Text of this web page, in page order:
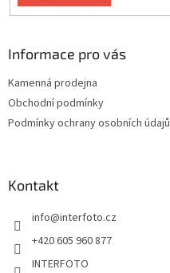
Informace pro vás
Kamenná prodejna
Obchodní podmínky
Podmínky ochrany osobních údajů
Kontakt
info@interfoto.cz
+420 605 960 877
INTERFOTO